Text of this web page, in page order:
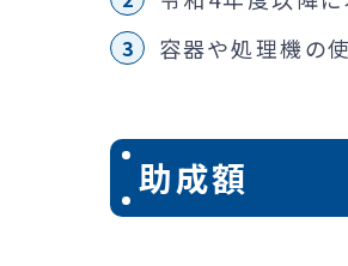
容器や処理機の
助成額